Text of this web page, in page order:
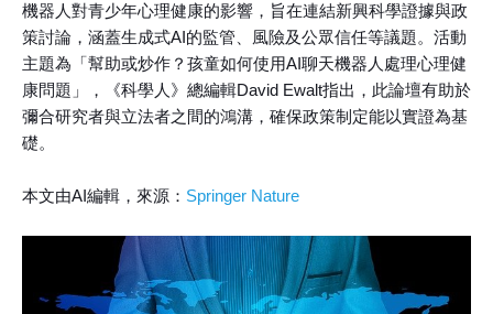
機器人對青少年心理健康的影響，旨在連結新興科學證據與政
策討論，涵蓋生成式AI的監管、風險及公眾信任等議題。活動
主題為「幫助或炒作？孩童如何使用AI聊天機器人處理心理健
康問題」，《科學人》總編輯David Ewalt指出，此論壇有助於
彌合研究者與立法者之間的鴻溝，確保政策制定能以實證為基
礎。
本文由AI編輯，來源： Springer Nature